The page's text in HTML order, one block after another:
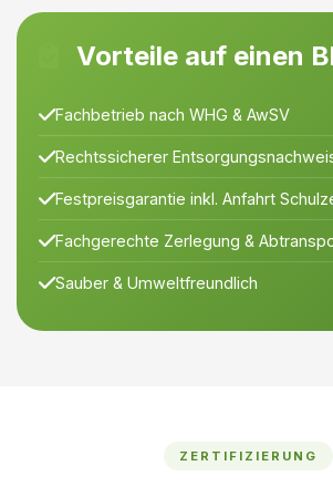
Vorteile auf einen
Fachbetrieb nach WHG & AwSV
Rechtssicherer
Festpreisgarantie inkl. Anfahrt
Fachgerechte Zerlegung &
Sauber & Umweltfreundlich
ZERTIFIZIERUNG